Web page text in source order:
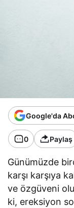
Google'da
0 Paylaş
Günümüzde
karşı karşıya
ve özgüveni
ki, ereksiyon